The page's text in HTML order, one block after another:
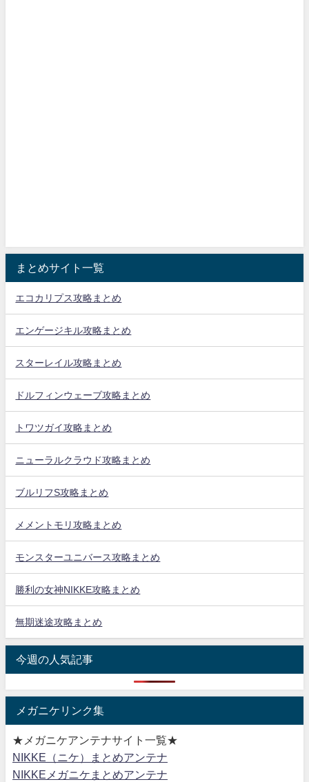
まとめサイト一覧
エコカリプス攻略まとめ
エンゲージキル攻略まとめ
スターレイル攻略まとめ
ドルフィンウェーブ攻略まとめ
トワツガイ攻略まとめ
ニューラルクラウド攻略まとめ
ブルリフS攻略まとめ
メメントモリ攻略まとめ
モンスターユニバース攻略まとめ
勝利の女神NIKKE攻略まとめ
無期迷途攻略まとめ
今週の人気記事
メガニケリンク集
★メガニケアンテナサイト一覧★
NIKKE（ニケ）まとめアンテナ
NIKKEメガニケまとめアンテナ